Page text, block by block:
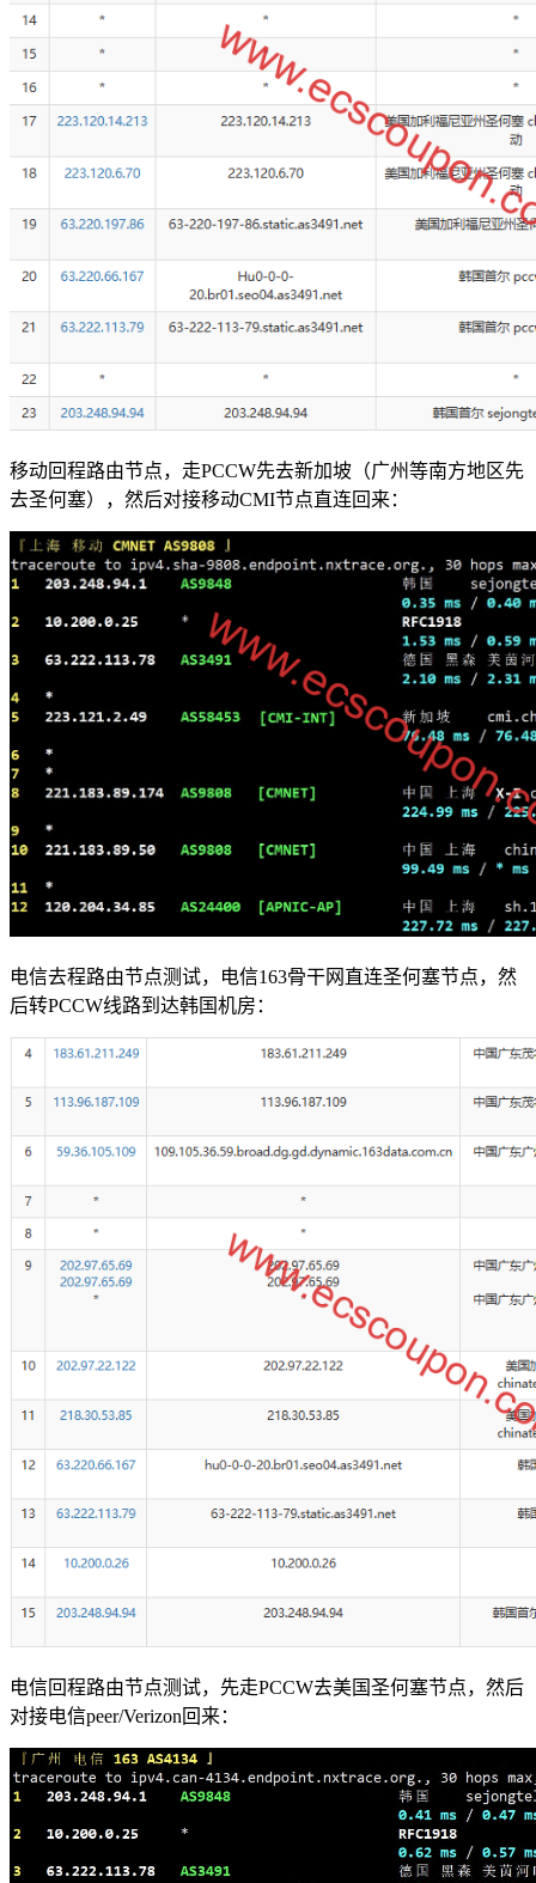
移动回程路由节点，走PCCW先去新加坡（广州等南方地区先
去圣何塞），然后对接移动CMI节点直连回来：
电信去程路由节点测试，电信163骨干网直连圣何塞节点，然
后转PCCW线路到达韩国机房：
电信回程路由节点测试，先走PCCW去美国圣何塞节点，然后
对接电信peer/Verizon回来：